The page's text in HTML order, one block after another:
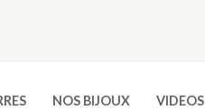
NOS BIJOUX VIDEOS